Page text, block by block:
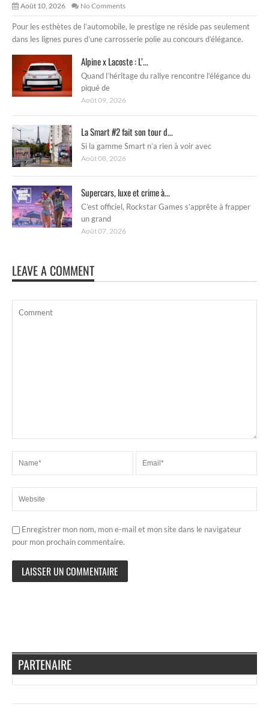
Août 10, 2026 No Comments
Pour les esthètes de l’automobile, le prestige ne réside pas seulement
dans les lignes pures d’une carrosserie polie au concours d’élégance.
Alpine x Lacoste : L’...
Quand l’héritage du rallye rencontre l’élégance du
piqué de
Août 09, 2026
La Smart #2 fait son tour d...
Si la gamme Smart n’a rien à voir avec
Août 08, 2026
Supercars, luxe et crime à...
C’est officiel, Rockstar Games s’apprête à frapper
un grand
Août 07, 2026
LEAVE A COMMENT
Enregistrer mon nom, mon e-mail et mon site dans le navigateur
pour mon prochain commentaire.
PARTENAIRE